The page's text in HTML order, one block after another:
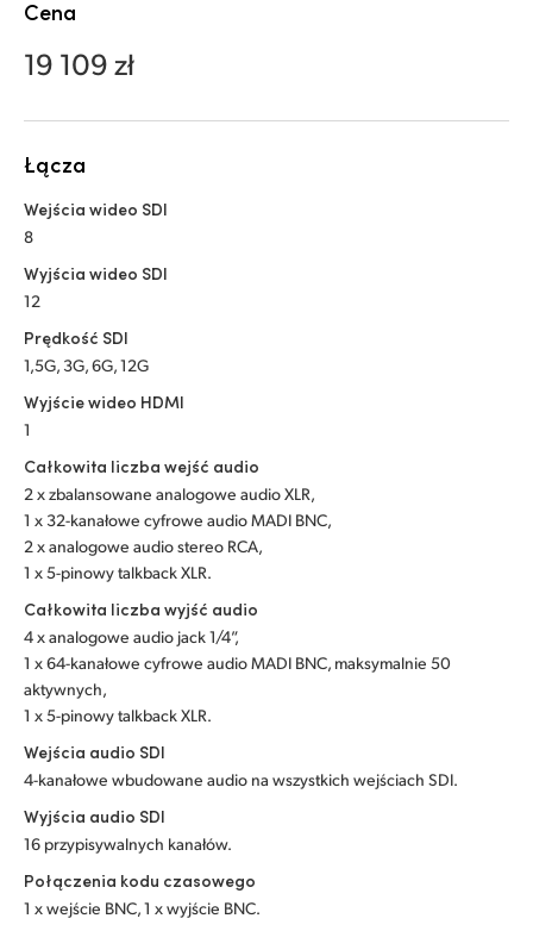
Polska
South Africa
Spain
Sweden
Turkey
UAE
Ukraine
United Kingdom
United States
Cena
19 109 zł
Łącza
Wejścia wideo SDI
8
Wyjścia wideo SDI
12
Prędkość SDI
1,5G, 3G, 6G, 12G
Wyjście wideo HDMI
1
Całkowita liczba wejść audio
2 x zbalansowane analogowe audio XLR,
1 x 32-kanałowe cyfrowe audio MADI BNC,
2 x analogowe audio stereo RCA,
1 x 5-pinowy talkback XLR.
Całkowita liczba wyjść audio
4 x analogowe audio jack 1/4”,
1 x 64-kanałowe cyfrowe audio MADI BNC, maksymalnie 50
aktywnych,
1 x 5-pinowy talkback XLR.
Wejścia audio SDI
4-kanałowe wbudowane audio na wszystkich wejściach SDI.
Wyjścia audio SDI
16 przypisywalnych kanałów.
Połączenia kodu czasowego
1 x wejście BNC, 1 x wyjście BNC.